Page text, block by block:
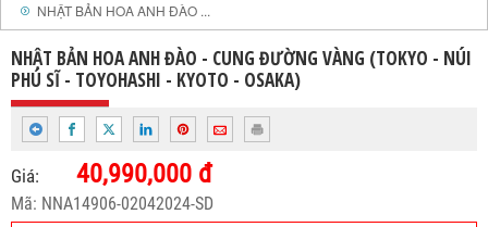
TOUR KHỞI HÀNH TỪ CẦN THƠ
TOUR ĐOÀN - M.I.C.E
TOUR COMBO
DỊCH VỤ
GIỚI THIỆU
HỒ SƠ NĂNG LỰC
PROFILE EN
NHẬT BẢN HOA ANH ĐÀO ...
NHẬT BẢN HOA ANH ĐÀO - CUNG ĐƯỜNG VÀNG (TOKYO - NÚI
PHÚ SĨ - TOYOHASHI - KYOTO - OSAKA)
Giá: 40,990,000 đ
Mã: NNA14906-02042024-SD